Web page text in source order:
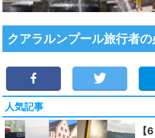
クアラルンプール旅行者
人気記事
【